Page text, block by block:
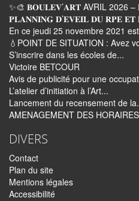
✨🎨 𝐁𝐎𝐔𝐋𝐄𝐕’𝐀𝐑𝐓 AVRIL 2026 –
𝐏𝐋𝐀𝐍𝐍𝐈𝐍𝐆 𝐃’𝐄𝐕𝐄𝐈𝐋 𝐃𝐔 𝐑𝐏𝐄
En ce jeudi 25 novembre 2021
💧POINT DE SITUATION : Avez
S’inscrire dans les écoles de...
Victoire BETCOUR
Avis de publicité pour une
L’atelier d’initiation à l’Art...
Lancement du recensement de
AMENAGEMENT DES
DIVERS
Contact
Plan du site
Mentions légales
Accessibilité